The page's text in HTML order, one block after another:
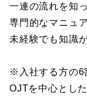
一連の流れを知
専門的なマニュ
未経験でも知識
※入社する方の6
OJTを中心とし